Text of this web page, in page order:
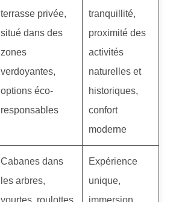
terrasse privée,
situé dans des
zones
verdoyantes,
options éco-
responsables
tranquillité,
proximité des
activités
naturelles et
historiques,
confort
moderne
Cabanes dans
les arbres,
yourtes, roulottes,
Expérience
unique,
immersion